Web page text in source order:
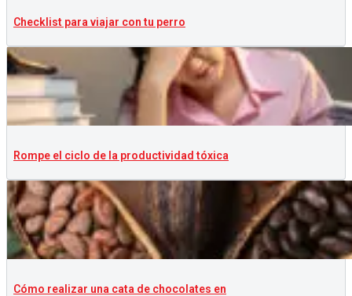
Checklist para viajar con tu perro
Rompe el ciclo de la productividad tóxica
Cómo realizar una cata de chocolates en